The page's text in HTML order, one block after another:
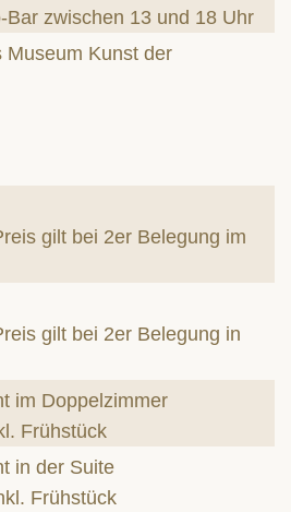
Bar zwischen 13 und 18 Uhr
Museum Kunst der
gilt bei 2er Belegung im
gilt bei 2er Belegung in
im Doppelzimmer
Frühstück
in der Suite
Frühstück